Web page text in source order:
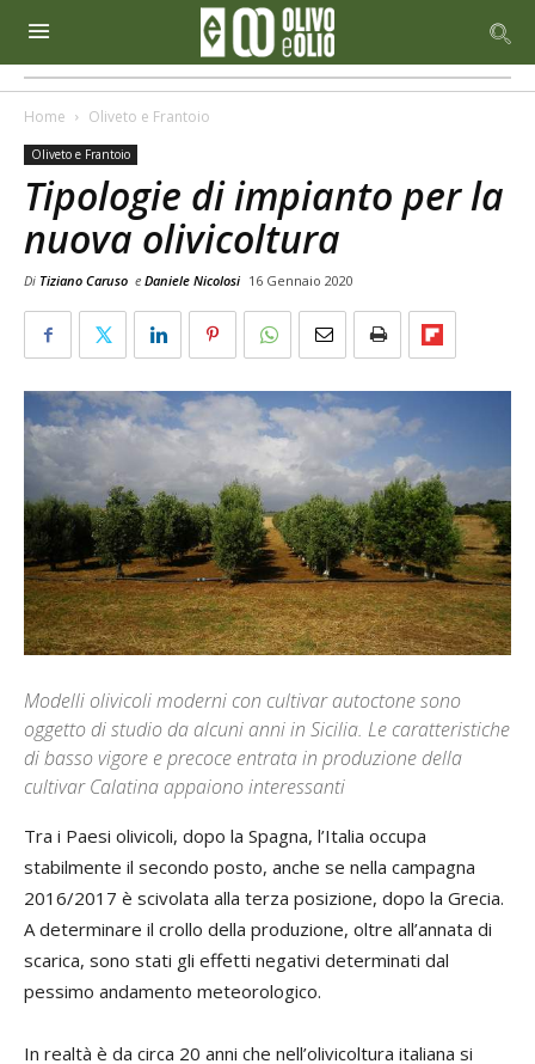
Home Oliveto e Frantoio
Oliveto e Frantoio
Tipologie di impianto per la
nuova olivicoltura
Di Tiziano Caruso e Daniele Nicolosi 16 Gennaio 2020
Modelli olivicoli moderni con cultivar autoctone sono
oggetto di studio da alcuni anni in Sicilia. Le caratteristiche
di basso vigore e precoce entrata in produzione della
cultivar Calatina appaiono interessanti
Tra i Paesi olivicoli, dopo la Spagna, l’Italia occupa
stabilmente il secondo posto, anche se nella campagna
2016/2017 è scivolata alla terza posizione, dopo la Grecia.
A determinare il crollo della produzione, oltre all’annata di
scarica, sono stati gli effetti negativi determinati dal
pessimo andamento meteorologico.
In realtà è da circa 20 anni che nell’olivicoltura italiana si